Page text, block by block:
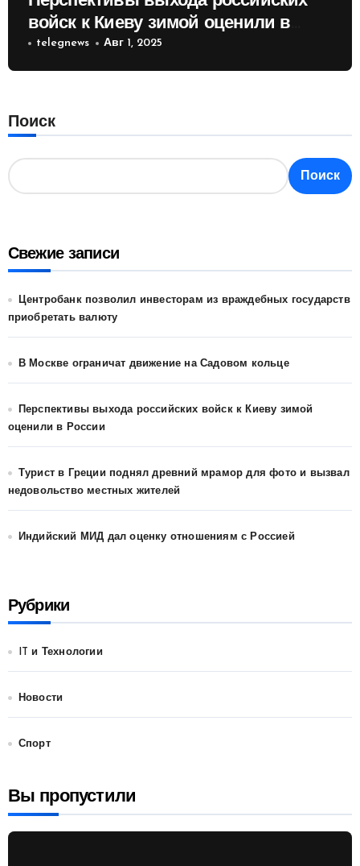
войск к Киеву зимой оценили в
России
telegnews Авг 1, 2025
Поиск
Поиск
Свежие записи
Центробанк позволил инвесторам из враждебных государств
приобретать валюту
В Москве ограничат движение на Садовом кольце
Перспективы выхода российских войск к Киеву зимой
оценили в России
Турист в Греции поднял древний мрамор для фото и вызвал
недовольство местных жителей
Индийский МИД дал оценку отношениям с Россией
Рубрики
IT и Технологии
Новости
Спорт
Вы пропустили